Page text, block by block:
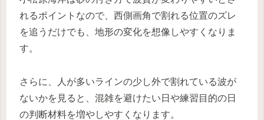
れるポイントなので、西側画角で割れる位置のズレ
を追うだけでも、地形の変化を想像しやすくなりま
す。
さらに、人が多いラインの少し外で割れている波が
ないかを見ると、混雑を避けたい日や練習目的の日
の判断材料を増やしやすくなります。